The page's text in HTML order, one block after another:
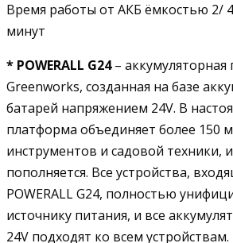
Время работы от АКБ ёмкостью 2/
минут
* POWERALL G24– аккумуляторная
Greenworks, созданная на базе
батарей напряжением 24V. В
платформа объединяет более 150
инструментов и садовой техники,
пополняется. Все устройства,
POWERALL G24, полностью
источнику питания, и все
24V подходят ко всем устройствам.